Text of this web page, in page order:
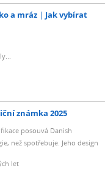
a mráz
Jak vybírat
známka 2025
posouvá Danish
než spotřebuje. Jeho design
let